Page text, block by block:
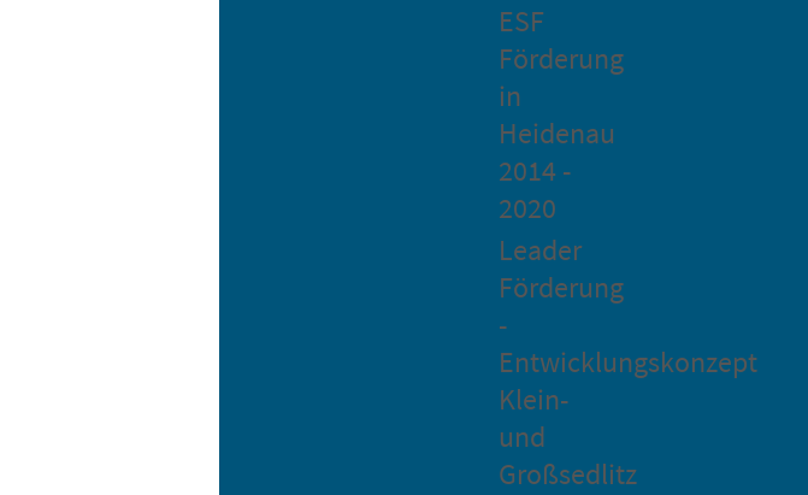
ESF
Förderung
in
Heidenau
2014 -
2020
Leader
Förderung
-
Entwicklungskonzept
Klein-
und
Großsedlitz